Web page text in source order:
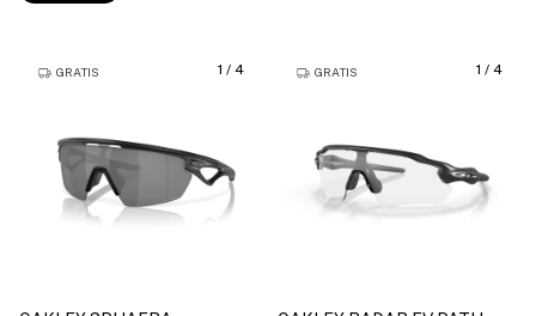
1 / 4
GRATIS 1 / 4
GRATIS